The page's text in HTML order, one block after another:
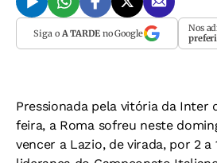
Siga o A TARDEno Google Nos
Pressionada pela vitória da Inter
feira, a Roma sofreu neste
vencer a Lazio, de virada, por 2 a